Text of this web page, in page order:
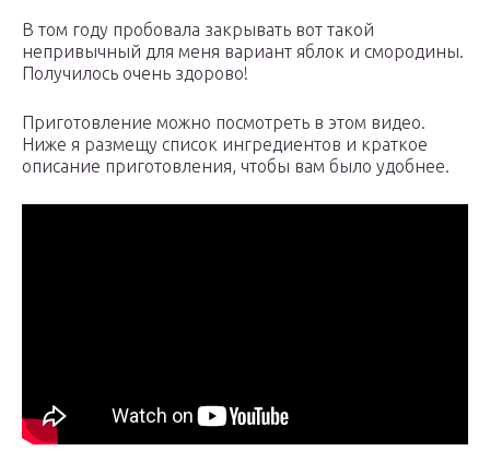
В том году пробовала закрывать вот такой
непривычный для меня вариант яблок и смородины.
Получилось очень здорово!
Приготовление можно посмотреть в этом видео.
Ниже я размещу список ингредиентов и краткое
описание приготовления, чтобы вам было удобнее.